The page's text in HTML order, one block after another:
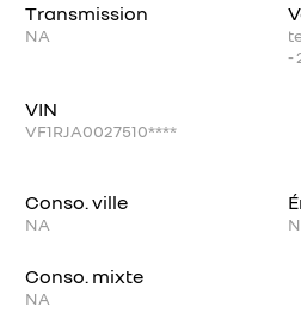
Transmission
NA
-
VIN
VF1RJA0027510****
Conso. ville
NA
Conso. mixte
NA